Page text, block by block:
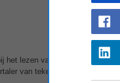
lezen van deze vacature?
van tekening naar praktijk.